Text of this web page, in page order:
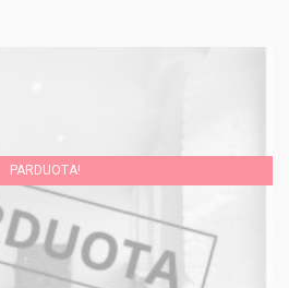
PARDUOTA!